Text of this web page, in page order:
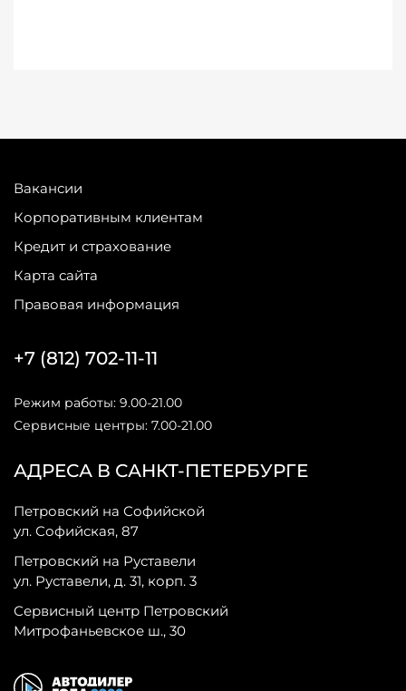
Вакансии
Корпоративным клиентам
Кредит и страхование
Карта сайта
Правовая информация
АДРЕСА В САНКТ-ПЕТЕРБУРГЕ
Петровский на Софийской
ул. Софийская, 87
Петровский на Руставели
ул. Руставели, д. 31, корп. 3
Сервисный центр Петровский
Митрофаньевское ш., 30
+7 (812) 702-11-11
Режим работы: 9.00-21.00
Сервисные центры: 7.00-21.00